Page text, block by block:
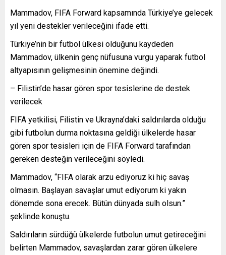
Mammadov, FIFA Forward kapsamında Türkiye’ye gelecek
yıl yeni destekler verileceğini ifade etti.
Türkiye’nin bir futbol ülkesi olduğunu kaydeden
Mammadov, ülkenin genç nüfusuna vurgu yaparak futbol
altyapısının gelişmesinin önemine değindi.
– Filistin’de hasar gören spor tesislerine de destek
verilecek
FIFA yetkilisi, Filistin ve Ukrayna’daki saldırılarda olduğu
gibi futbolun durma noktasına geldiği ülkelerde hasar
gören spor tesisleri için de FIFA Forward tarafından
gereken desteğin verileceğini söyledi.
Mammadov, “FIFA olarak arzu ediyoruz ki hiç savaş
olmasın. Başlayan savaşlar umut ediyorum ki yakın
dönemde sona erecek. Bütün dünyada sulh olsun.”
şeklinde konuştu.
Saldırıların sürdüğü ülkelerde futbolun umut getireceğini
belirten Mammadov, savaşlardan zarar gören ülkelere